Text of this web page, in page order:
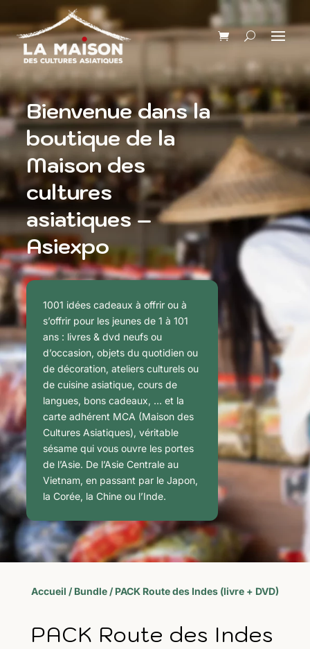
Bienvenue dans la
boutique de la
Maison des
cultures
asiatiques –
Asiexpo
1001 idées cadeaux à offrir ou à
s’offrir pour les jeunes de 1 à 101
ans : livres & dvd neufs ou
d’occasion, objets du quotidien ou
de décoration, ateliers culturels ou
de cuisine asiatique, cours de
langues, bons cadeaux, … et la
carte adhérent MCA (Maison des
Cultures Asiatiques), véritable
sésame qui vous ouvre les portes
de l’Asie. De l’Asie Centrale au
Vietnam, en passant par le Japon,
la Corée, la Chine ou l’Inde.
Accueil / Bundle/ PACK Route des Indes (livre + DVD)
PACK Route des Indes